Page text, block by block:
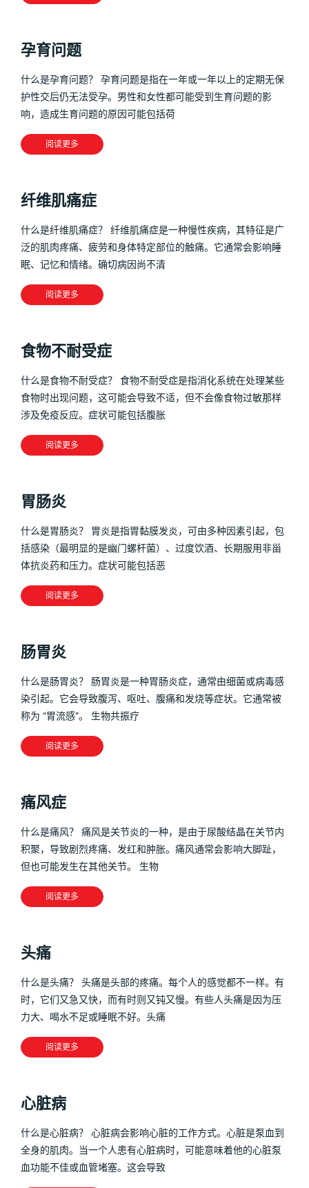
孕育问题
什么是孕育问题？ 孕育问题是指在一年或一年以上的定期无保
护性交后仍无法受孕。男性和女性都可能受到生育问题的影
响，造成生育问题的原因可能包括荷
阅读更多
纤维肌痛症
什么是纤维肌痛症？ 纤维肌痛症是一种慢性疾病，其特征是广
泛的肌肉疼痛、疲劳和身体特定部位的触痛。它通常会影响睡
眠、记忆和情绪。确切病因尚不清
阅读更多
食物不耐受症
什么是食物不耐受症？ 食物不耐受症是指消化系统在处理某些
食物时出现问题，这可能会导致不适，但不会像食物过敏那样
涉及免疫反应。症状可能包括腹胀
阅读更多
胃肠炎
什么是胃肠炎？ 胃炎是指胃黏膜发炎，可由多种因素引起，包
括感染（最明显的是幽门螺杆菌）、过度饮酒、长期服用非甾
体抗炎药和压力。症状可能包括恶
阅读更多
肠胃炎
什么是肠胃炎？ 肠胃炎是一种胃肠炎症，通常由细菌或病毒感
染引起。它会导致腹泻、呕吐、腹痛和发烧等症状。它通常被
称为 “胃流感”。 生物共振疗
阅读更多
痛风症
什么是痛风？ 痛风是关节炎的一种，是由于尿酸结晶在关节内
积聚，导致剧烈疼痛、发红和肿胀。痛风通常会影响大脚趾，
但也可能发生在其他关节。 生物
阅读更多
头痛
什么是头痛？ 头痛是头部的疼痛。每个人的感觉都不一样。有
时，它们又急又快，而有时则又钝又慢。有些人头痛是因为压
力大、喝水不足或睡眠不好。头痛
阅读更多
心脏病
什么是心脏病？ 心脏病会影响心脏的工作方式。心脏是泵血到
全身的肌肉。当一个人患有心脏病时，可能意味着他的心脏泵
血功能不佳或血管堵塞。这会导致